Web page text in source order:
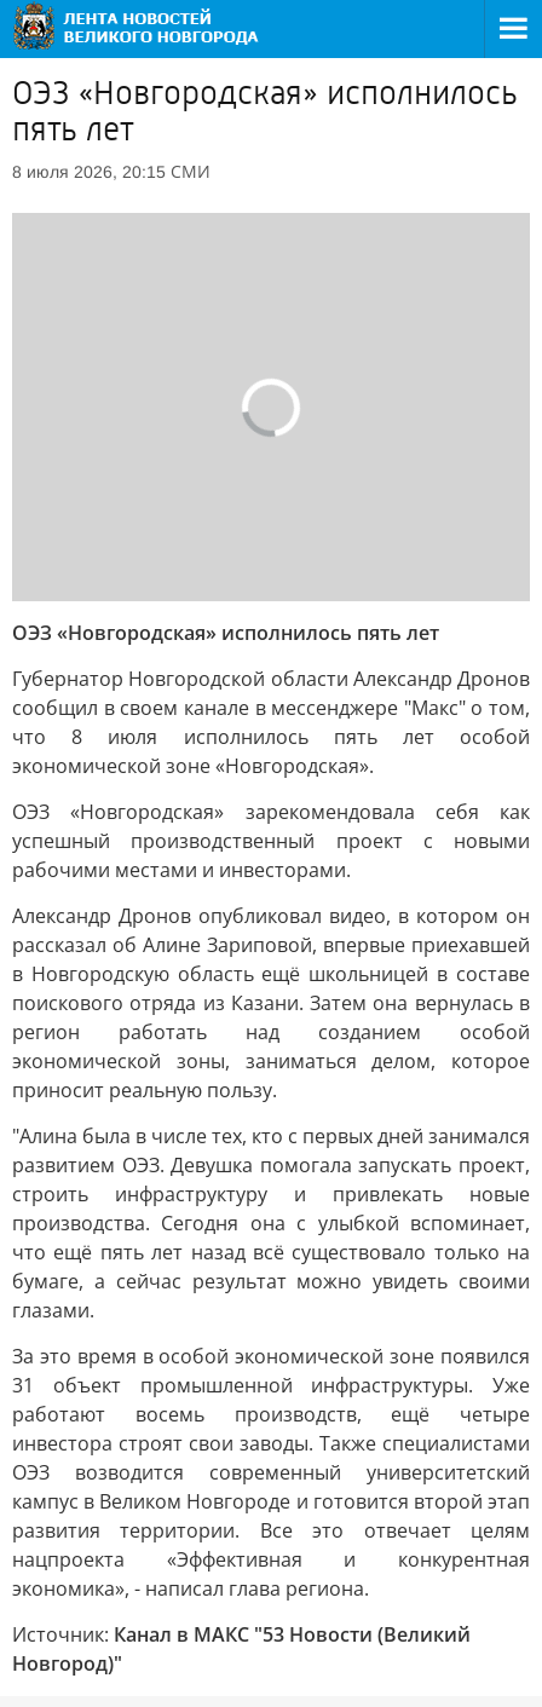
ОЭЗ «Новгородская» исполнилось
пять лет
8 июля 2026, 20:15 СМИ
ОЭЗ «Новгородская» исполнилось пять лет
Губернатор Новгородской области Александр Дронов
сообщил в своем канале в мессенджере "Макс" о том,
что 8 июля исполнилось пять лет особой
экономической зоне «Новгородская».
ОЭЗ «Новгородская» зарекомендовала себя как
успешный производственный проект с новыми
рабочими местами и инвесторами.
Александр Дронов опубликовал видео, в котором он
рассказал об Алине Зариповой, впервые приехавшей
в Новгородскую область ещё школьницей в составе
поискового отряда из Казани. Затем она вернулась в
регион работать над созданием особой
экономической зоны, заниматься делом, которое
приносит реальную пользу.
"Алина была в числе тех, кто с первых дней занимался
развитием ОЭЗ. Девушка помогала запускать проект,
строить инфраструктуру и привлекать новые
производства. Сегодня она с улыбкой вспоминает,
что ещё пять лет назад всё существовало только на
бумаге, а сейчас результат можно увидеть своими
глазами.
За это время в особой экономической зоне появился
31 объект промышленной инфраструктуры. Уже
работают восемь производств, ещё четыре
инвестора строят свои заводы. Также специалистами
ОЭЗ возводится современный университетский
кампус в Великом Новгороде и готовится второй этап
развития территории. Все это отвечает целям
нацпроекта «Эффективная и конкурентная
экономика», - написал глава региона.
Источник: Канал в МАКС "53 Новости (Великий
Новгород)"